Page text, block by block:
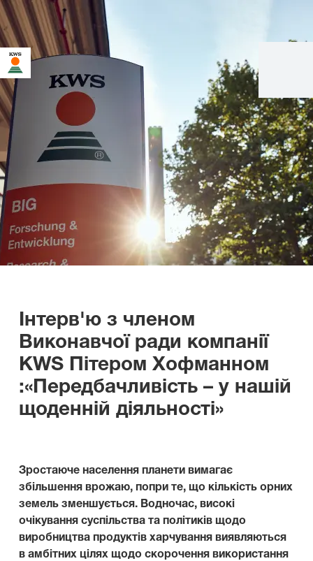
Інтерв'ю з членом
Виконавчої ради компанії
KWS Пітером Хофманном
:«Передбачливість – у нашій
щоденній діяльності»
Зростаюче населення планети вимагає
збільшення врожаю, попри те, що кількість орних
земель зменшується. Водночас, високі
очікування суспільства та політиків щодо
виробництва продуктів харчування виявляються
в амбітних цілях щодо скорочення використання